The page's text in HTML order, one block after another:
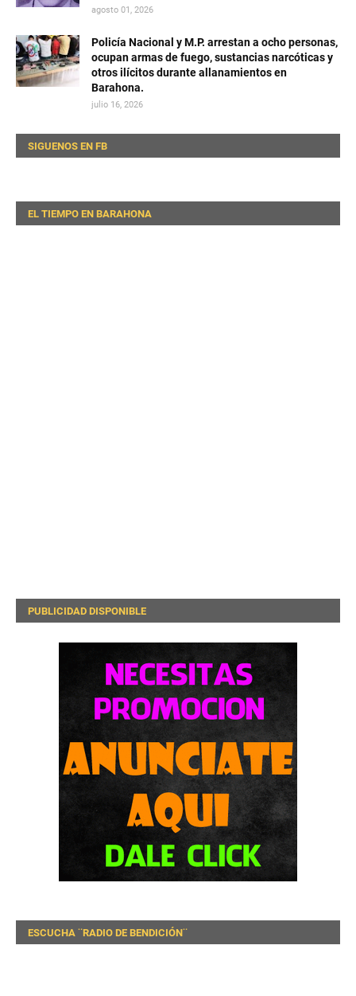
agosto 01, 2026
Policía Nacional y M.P. arrestan a ocho personas,
ocupan armas de fuego, sustancias narcóticas y
otros ilícitos durante allanamientos en
Barahona.
julio 16, 2026
SIGUENOS EN FB
EL TIEMPO EN BARAHONA
PUBLICIDAD DISPONIBLE
ESCUCHA ¨RADIO DE BENDICIÓN¨